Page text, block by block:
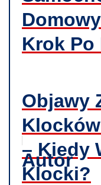
Krok Po
Objawy
– Kiedy
Klocki?
Autor